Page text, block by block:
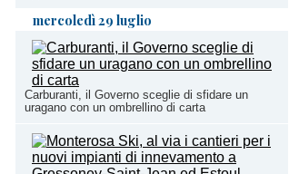
mercoledì 29 luglio
Carburanti, il Governo sceglie di sfidare un
uragano con un ombrellino di carta